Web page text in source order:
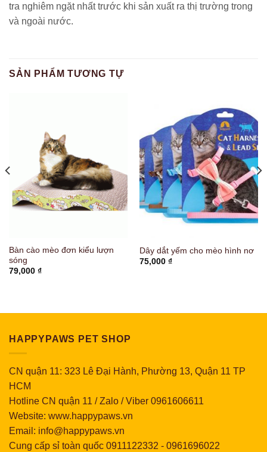
tra nghiêm ngặt nhất trước khi sản xuất ra thị trường trong
và ngoài nước.
SẢN PHẨM TƯƠNG TỰ
Bàn cào mèo đơn kiểu lượn
sóng
79,000 ₫
Dây dắt yếm cho mèo hình nơ
75,000 ₫
HAPPYPAWS PET SHOP
CN quận 11: 323 Lê Đại Hành, Phường 13, Quận 11 TP
HCM
Hotline CN quận 11 / Zalo / Viber 0961606611
Website: www.happypaws.vn
Email: info@happypaws.vn
Cung cấp sỉ toàn quốc 0911122332 - 0961696022